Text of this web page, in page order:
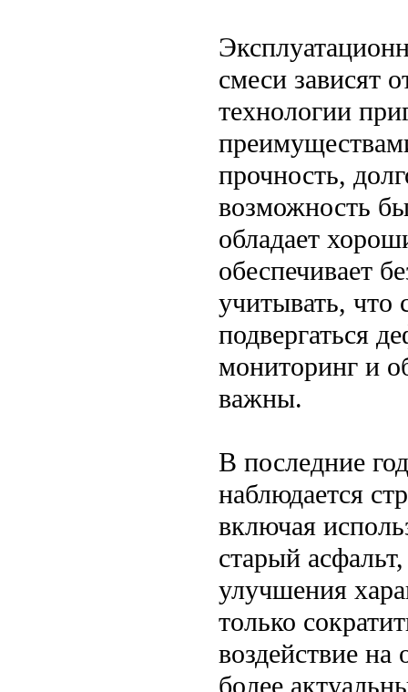
смеси зависят
технологии
прочность,
возможность
обладает
обеспечивает
учитывать, что
подвергаться
мониторинг и
важны.
В последние
наблюдается
включая
старый
улучшения
только
воздействие
более